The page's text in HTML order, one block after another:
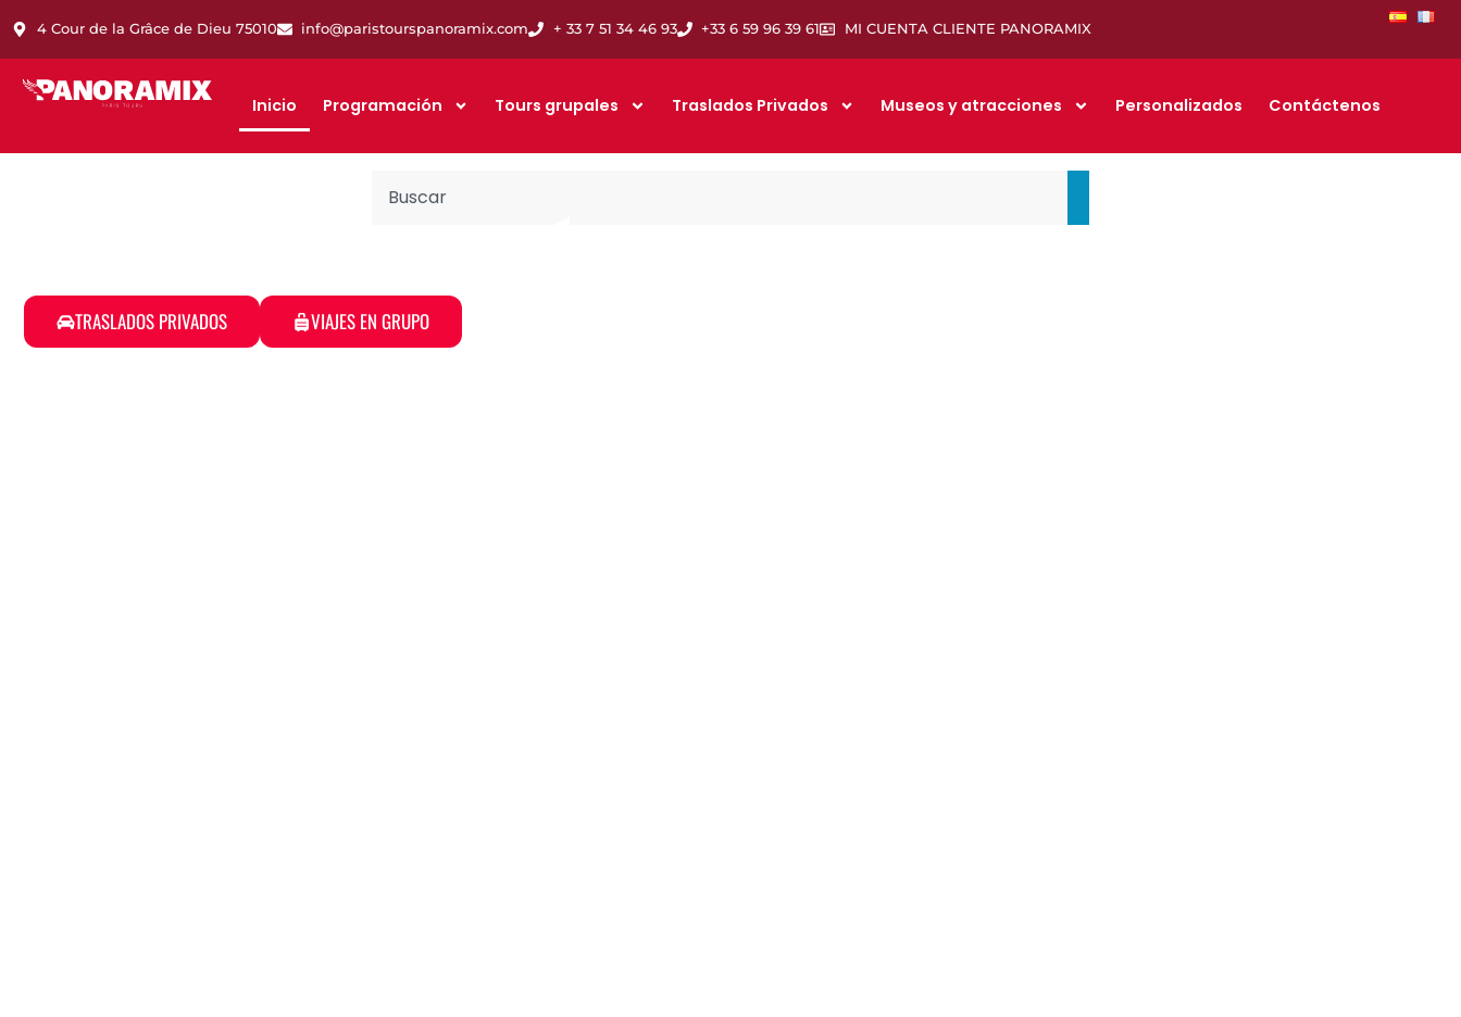
4 Cour de la Grâce de Dieu 75010 info@paristourspanoramix.com + 33 7 51 34 46 93 +33 6 59 96 39 61 MI CUENTA CLIENTE PANORAMIX
Inicio Programación Tours grupales Traslados Privados Museos y atracciones Personalizados Contáctenos
TRASLADOS PRIVADOS VIAJES EN GRUPO